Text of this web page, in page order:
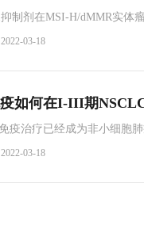
制剂在MSI-H/dMMR实体
格局。重庆大学附属肿瘤
2022-03-18
如何在I-III期
疫治疗已经成为非小细胞
改善了晚期NSCLC患者的预
2022-03-18